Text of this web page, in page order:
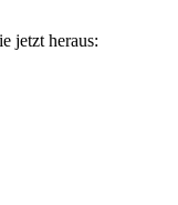
jetzt heraus: